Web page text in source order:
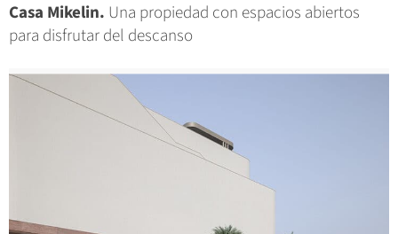
Casa Mikelin. Una propiedad con espacios abiertos
para disfrutar del descanso